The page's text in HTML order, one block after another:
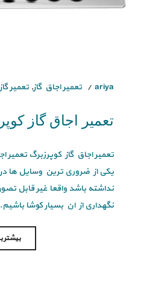
ariya تعمیر اجاق گاز, تعمیر گاز
تعمیر اجاق گاز
تعمیر اجاق گاز کوپرزبرگ تعمیر
یکی از ضروری ترین وسایل ها
نداشته باشد واقعا غیر قابل
نگهداری از ان بسیار کوشا
بیشتر